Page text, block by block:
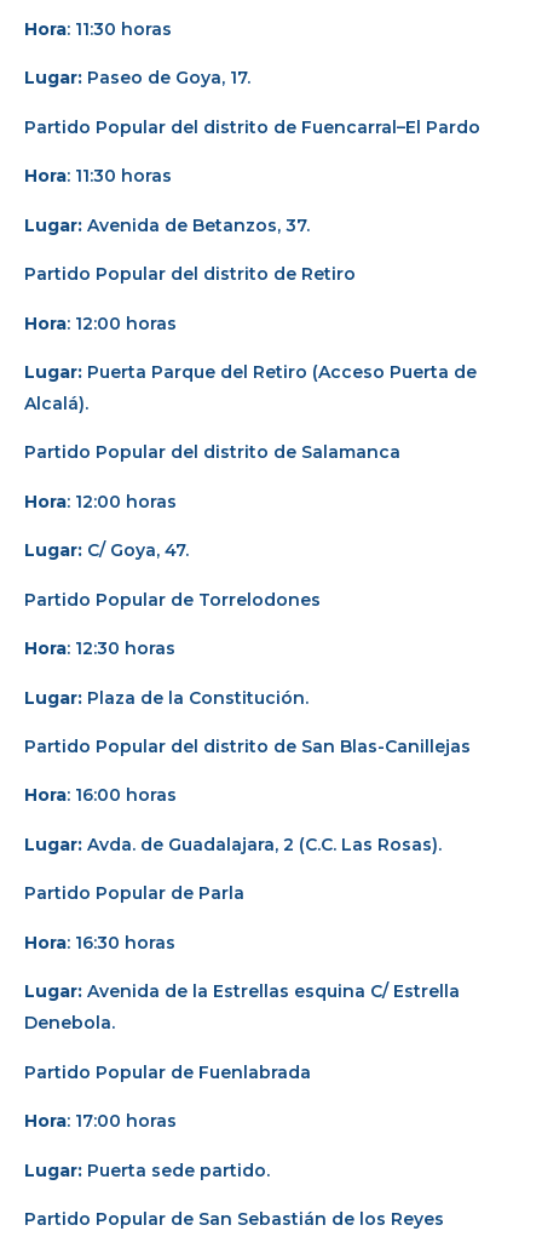
Hora: 11:30 horas
Lugar: Paseo de Goya, 17.
Partido Popular del distrito de Fuencarral–El Pardo
Hora: 11:30 horas
Lugar: Avenida de Betanzos, 37.
Partido Popular del distrito de Retiro
Hora: 12:00 horas
Lugar: Puerta Parque del Retiro (Acceso Puerta de
Alcalá).
Partido Popular del distrito de Salamanca
Hora: 12:00 horas
Lugar: C/ Goya, 47.
Partido Popular de Torrelodones
Hora: 12:30 horas
Lugar: Plaza de la Constitución.
Partido Popular del distrito de San Blas-Canillejas
Hora: 16:00 horas
Lugar: Avda. de Guadalajara, 2 (C.C. Las Rosas).
Partido Popular de Parla
Hora: 16:30 horas
Lugar: Avenida de la Estrellas esquina C/ Estrella
Denebola.
Partido Popular de Fuenlabrada
Hora: 17:00 horas
Lugar: Puerta sede partido.
Partido Popular de San Sebastián de los Reyes